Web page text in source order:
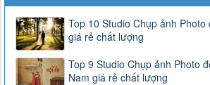
Top 10 Studio Chụp ảnh Photo
giá rẻ chất lượng
Top 9 Studio Chụp ảnh Photo
Nam giá rẻ chất lượng